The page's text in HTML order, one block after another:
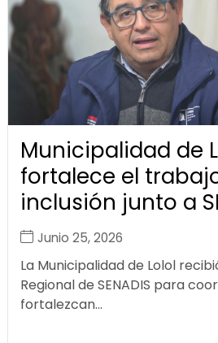
Municipalidad de
fortalece el
inclusión junto a
Junio 25, 2026
La Municipalidad de Lolol
Regional de SENADIS para
fortalezcan...